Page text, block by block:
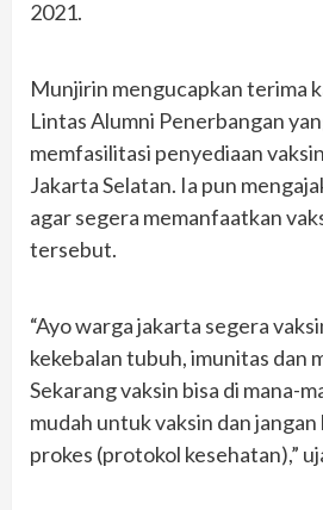
2021.
Munjirin mengucapkan terima
Lintas Alumni Penerbangan
memfasilitasi penyediaan
Jakarta Selatan. Ia pun
agar segera memanfaatkan
tersebut.
“Ayo warga jakarta segera
kekebalan tubuh, imunitas dan
Sekarang vaksin bisa di mana-
mudah untuk vaksin dan
prokes (protokol kesehatan),”